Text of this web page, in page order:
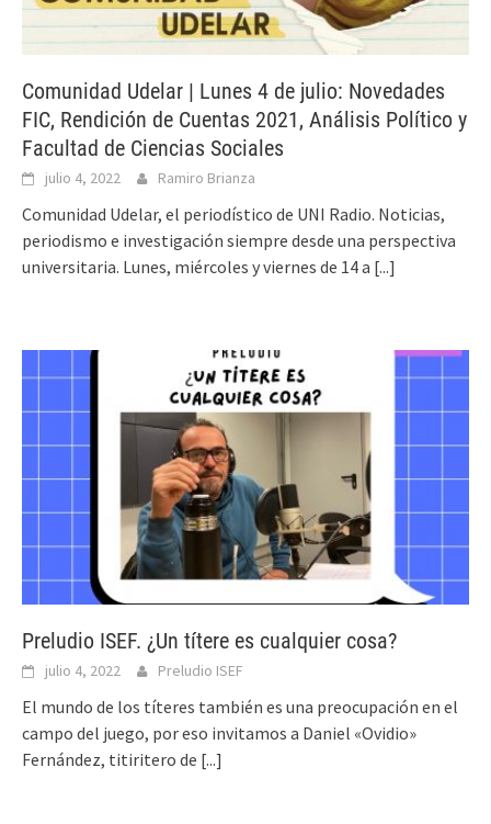
Comunidad Udelar | Lunes 4 de julio: Novedades
FIC, Rendición de Cuentas 2021, Análisis Político y
Facultad de Ciencias Sociales
julio 4, 2022 Ramiro Brianza
Comunidad Udelar, el periodístico de UNI Radio. Noticias,
periodismo e investigación siempre desde una perspectiva
universitaria. Lunes, miércoles y viernes de 14 a [...]
Preludio ISEF. ¿Un títere es cualquier cosa?
julio 4, 2022 Preludio ISEF
El mundo de los títeres también es una preocupación en el
campo del juego, por eso invitamos a Daniel «Ovidio»
Fernández, titiritero de [...]